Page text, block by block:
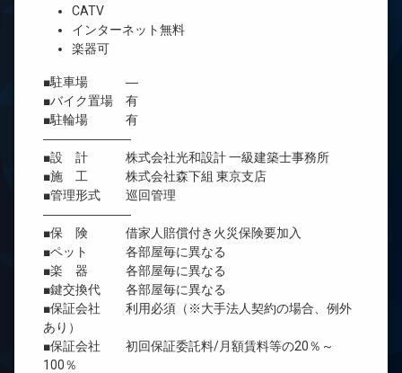
CATV
インターネット無料
楽器可
■駐車場 ―
■バイク置場 有
■駐輪場 有
―――――――
■設 計 株式会社光和設計 一級建築士事務所
■施 工 株式会社森下組 東京支店
■管理形式 巡回管理
―――――――
■保 険 借家人賠償付き火災保険要加入
■ペット 各部屋毎に異なる
■楽 器 各部屋毎に異なる
■鍵交換代 各部屋毎に異なる
■保証会社 利用必須（※大手法人契約の場合、例外
あり）
■保証会社 初回保証委託料/月額賃料等の20％～
100％